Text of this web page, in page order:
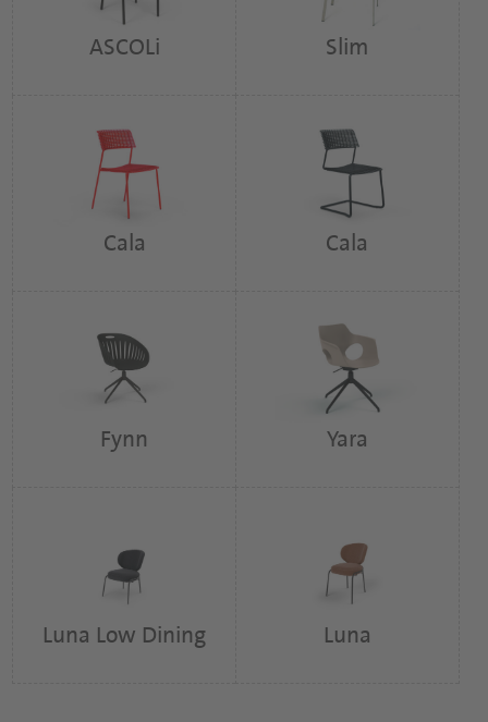
ASCOLi Slim
Cala Cala
Fynn Yara
Luna Low Dining Luna